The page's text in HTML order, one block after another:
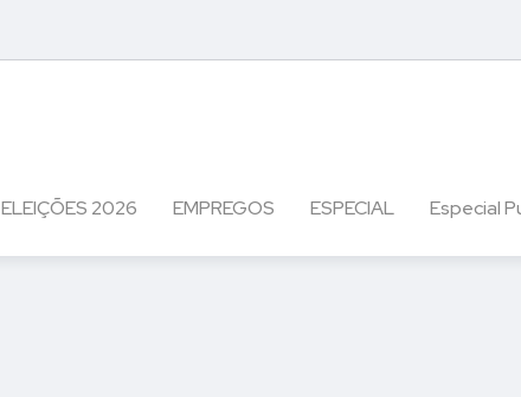
ELEIÇÕES 2026 EMPREGOS ESPECIAL Especial